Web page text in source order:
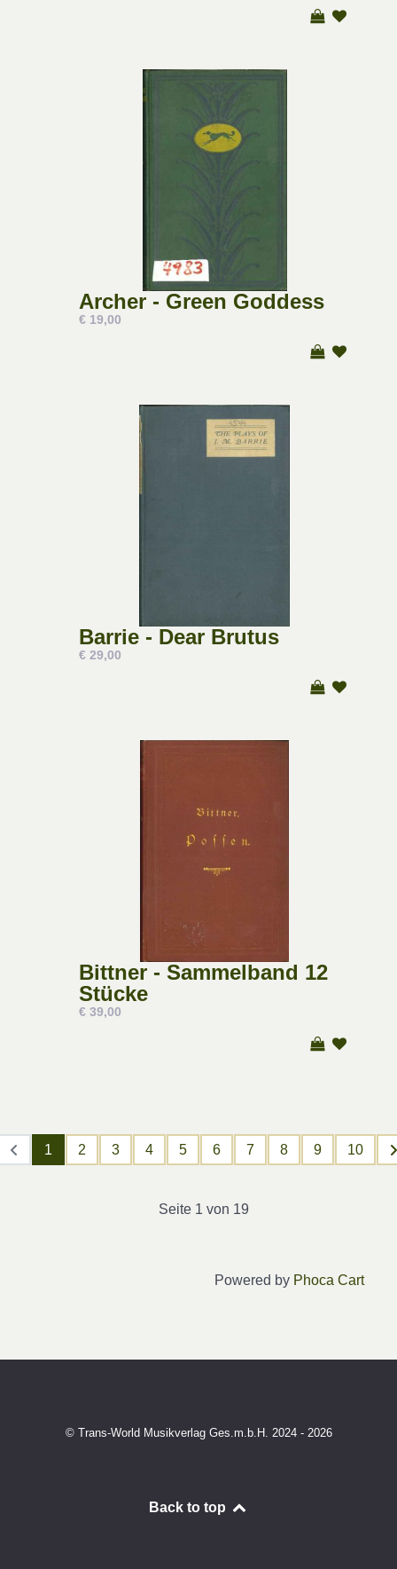
Archer - Green Goddess
€ 19,00
Barrie - Dear Brutus
€ 29,00
Bittner - Sammelband 12
Stücke
€ 39,00
1 2 3 4 5 6 7 8 9 10
Seite 1 von 19
Powered by Phoca Cart
© Trans-World Musikverlag Ges.m.b.H. 2024 - 2026
Back to top